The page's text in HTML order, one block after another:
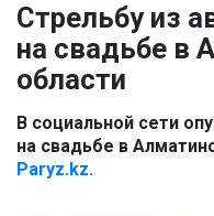
Стрельбу из
на свадьбе в
области
В социальной сети
на свадьбе в
Paryz.kz.